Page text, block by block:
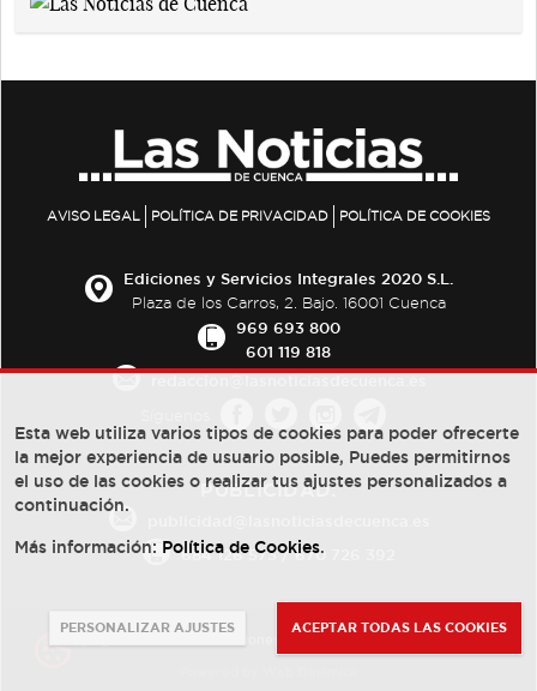
AVISO LEGAL POLÍTICA DE PRIVACIDAD POLÍTICA DE COOKIES
Ediciones y Servicios Integrales 2020 S.L.
Plaza de los Carros, 2. Bajo. 16001 Cuenca
969 693 800
601 119 818
PUBLICIDAD:
684 126 573/670 726 392
Esta web utiliza varios tipos de cookies para poder ofrecerte
la mejor experiencia de usuario posible, Puedes permitirnos
el uso de las cookies o realizar tus ajustes personalizados a
continuación.
Más información: Política de Cookies.
PERSONALIZAR AJUSTES ACEPTAR TODAS LAS COOKIES